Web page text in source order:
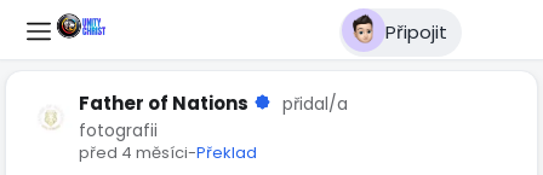
Připojit
Father of Nations
přidal/a
fotografii
před 4 měsíci-Překlad